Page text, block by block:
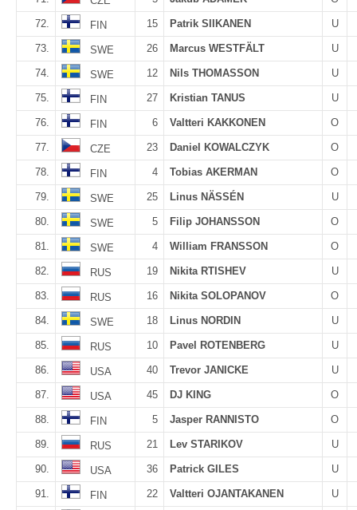
72. FIN 15 Patrik SIIKANEN U
73. SWE 26 Marcus WESTFÄLT U
74. SWE 12 Nils THOMASSON U
75. FIN 27 Kristian TANUS U
76. FIN 6 Valtteri KAKKONEN O
77. CZE 23 Daniel KOWALCZYK O
78. FIN 4 Tobias AKERMAN O
79. SWE 25 Linus NÄSSÉN U
80. SWE 5 Filip JOHANSSON O
81. SWE 4 William FRANSSON O
82. RUS 19 Nikita RTISHEV U
83. RUS 16 Nikita SOLOPANOV O
84. SWE 18 Linus NORDIN U
85. RUS 10 Pavel ROTENBERG U
86. USA 40 Trevor JANICKE U
87. USA 45 DJ KING O
88. FIN 5 Jasper RANNISTO O
89. RUS 21 Lev STARIKOV U
90. USA 36 Patrick GILES U
91. FIN 22 Valtteri OJANTAKANEN U